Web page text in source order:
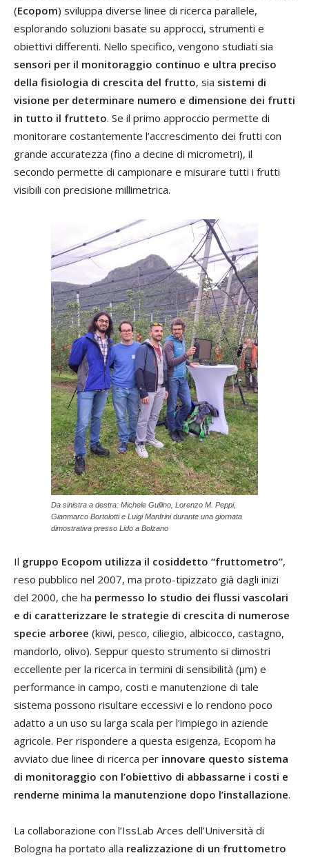
(Ecopom) sviluppa diverse linee di ricerca parallele,
esplorando soluzioni basate su approcci, strumenti e
obiettivi differenti. Nello specifico, vengono studiati sia
sensori per il monitoraggio continuo e ultra preciso
della fisiologia di crescita del frutto, sia sistemi di
visione per determinare numero e dimensione dei frutti
in tutto il frutteto. Se il primo approccio permette di
monitorare costantemente l’accrescimento dei frutti con
grande accuratezza (fino a decine di micrometri), il
secondo permette di campionare e misurare tutti i frutti
visibili con precisione millimetrica.
Da sinistra a destra: Michele Gullino, Lorenzo M. Peppi,
Gianmarco Bortolotti e Luigi Manfrini durante una giornata
dimostrativa presso Lido a Bolzano
Il gruppo Ecopom utilizza il cosiddetto “fruttometro”,
reso pubblico nel 2007, ma proto-tipizzato già dagli inizi
del 2000, che ha permesso lo studio dei flussi vascolari
e di caratterizzare le strategie di crescita di numerose
specie arboree (kiwi, pesco, ciliegio, albicocco, castagno,
mandorlo, olivo). Seppur questo strumento si dimostri
eccellente per la ricerca in termini di sensibilità (µm) e
performance in campo, costi e manutenzione di tale
sistema possono risultare eccessivi e lo rendono poco
adatto a un uso su larga scala per l’impiego in aziende
agricole. Per rispondere a questa esigenza, Ecopom ha
avviato due linee di ricerca per innovare questo sistema
di monitoraggio con l’obiettivo di abbassarne i costi e
renderne minima la manutenzione dopo l’installazione.
La collaborazione con l’IssLab Arces dell’Università di
Bologna ha portato alla realizzazione di un fruttometro